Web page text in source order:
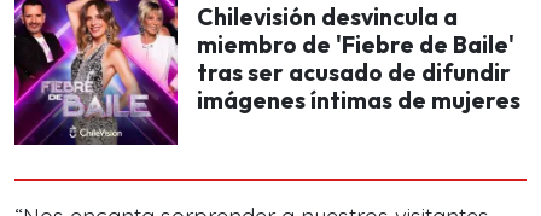
Chilevisión desvincula a
miembro de 'Fiebre de Baile'
tras ser acusado de difundir
imágenes íntimas de mujeres